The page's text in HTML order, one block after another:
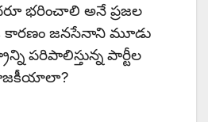
భరించాలి అనే ప్రజల
కారణం జనసేనాని మూడు
పరిపాలిస్తున్న పార్టీల
రాజకీయాలా?